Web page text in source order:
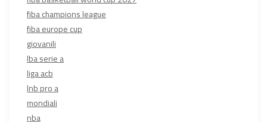
fiba champions league
fiba europe cup
giovanili
lba serie a
liga acb
lnb pro a
mondiali
nba